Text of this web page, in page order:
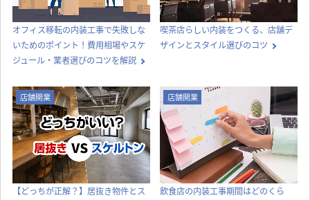
新着記事一覧
内装工事
オフィス移転の内装工事で失敗しな
いためのポイント！費用相場やスケ
ジュール・業者選びのコツを解説
喫茶店らしい内装をつくる、店舗デ
ザインとスタイル選びのコツ